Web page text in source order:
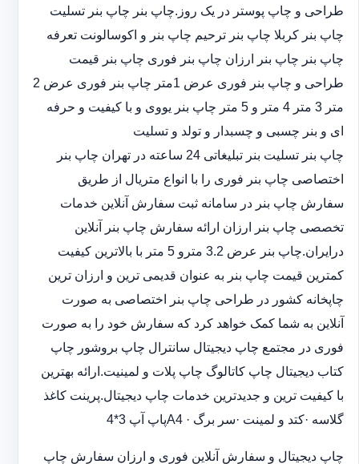
طراحی و چاپ پوستر در یک روز.چاپ بنر چاپ بنر تسلیت
چاپ بنر کربلا چاپ بنر ترحیم چاپ بنر و اکوسالونت تعرفه
چاپ بنر چاپ بنر ارزان چاپ بنر فوری چاپ بنر قیمت
طراحی و چاپ بنر فوری عرض 1متر چاپ بنر فوری عرض 2
متر 3 متر 4 متر و 5 متر چاپ بنر یووی و با کیفیت و حرفه
ای و بنر چسبی و چسبدار و تولد و تسلیت
چاپ بنر تسلیت بنر تبلیغاتی 24 ساعته در تهران چاپ بنر
اختصاصی چاپ بنر فوری را با انواع متریال از طریق
سفارش چاپ بنر در سامانه ثبت سفارش آنلاین خدمات
تخصصی چاپ بنر ارزان ارائه سفارش چاپ بنر آنلاین
درایران.چاپ بنر عرض 3.2 مترو 5 متر با بالاترین کیفیت
کمترین قیمت چاپ بنر به عنوان قدیمی ترین و ارزان ترین
چاپخانه کشور در طراحی چاپ بنر اختصاصی به صورت
آنلاین به شما کمک خواهد کرد که سفارش خود را به صورت
فوری در مجتمع چاپ دیجیتال سانترال چاپ بروشور چاپ
کتاب دیجیتال چاپ کاتالوگ چاپ پلات و لمینیت.ارائه بهترین
با کیفیت ترین و جدیدترین خدمات چاپ دیجیتال.پرینت کاغذ
گلاسه ·‎کتد و لمینت ·‎سر برگ A4 ·‎پاپ آپ 3*4
چاپ دیجیتال و سفارش آنلاین فوری و ارزان سفارش چاپ